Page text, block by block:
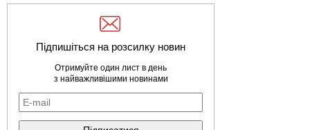
Підпишіться на розсилку новин
Отримуйте один лист в день
з найважливішими новинами